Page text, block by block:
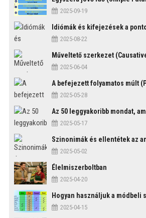
2025-09-19
2025-08-22
Műveltető szerkezet
2025-06-04
2025-05-28
2025-05-17
Szinonimák és ellentétek az
2025-05-02
Élelmiszerboltban
2025-04-20
2025-04-15